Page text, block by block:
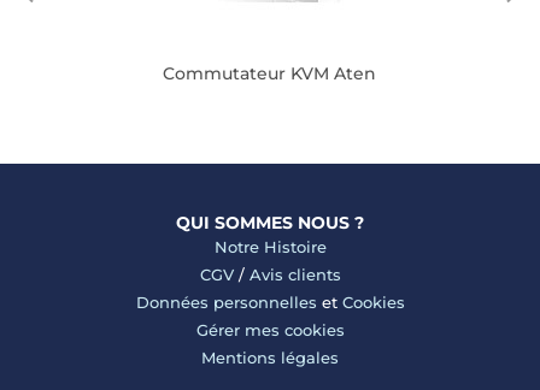
Commutateur KVM Aten
QUI SOMMES NOUS ?
Notre Histoire
CGV/ Avis clients
Données personnelles et Cookies
Gérer mes cookies
Mentions légales